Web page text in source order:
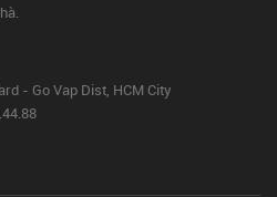
- Go Vap Dist, HCM City